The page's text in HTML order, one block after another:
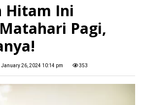
Hitam Ini
Pagi,
January 26, 2024 10:14 pm 353